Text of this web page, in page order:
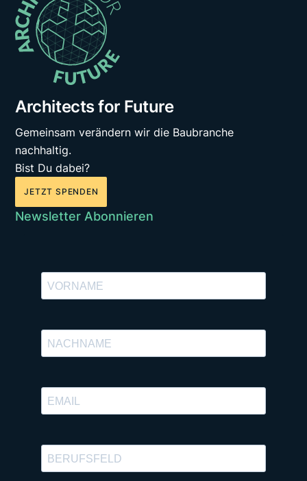
Architects for Future
Gemeinsam verändern wir die Baubranche
nachhaltig.
Bist Du dabei?
JETZT SPENDEN
Newsletter Abonnieren